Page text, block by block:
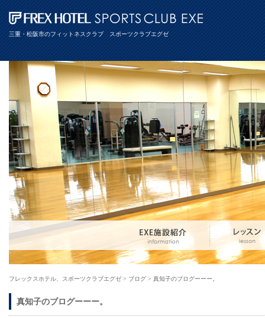
三重・松阪市のフィットネスクラブ スポーツクラブエグゼ
フレックスホテル、スポーツクラブエグゼ > ブログ > 真知子のブログーーー。
真知子のブログーーー。